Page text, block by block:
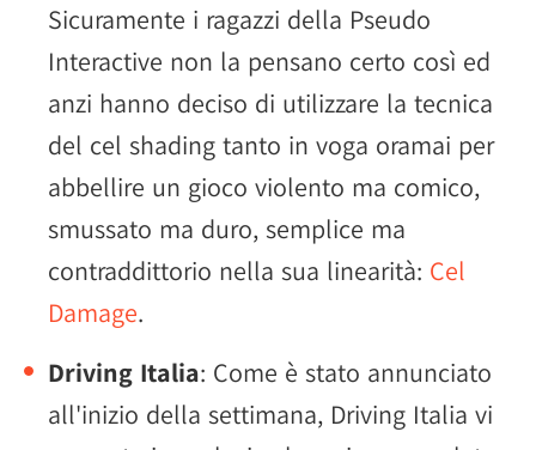
Sicuramente i ragazzi della Pseudo
Interactive non la pensano certo così ed
anzi hanno deciso di utilizzare la tecnica
del cel shading tanto in voga oramai per
abbellire un gioco violento ma comico,
smussato ma duro, semplice ma
contraddittorio nella sua linearità: Cel
Damage.
Driving Italia: Come è stato annunciato
all'inizio della settimana, Driving Italia vi